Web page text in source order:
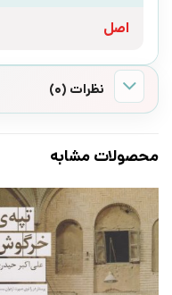
اصل
نظرات (0)
محصولات مشابه